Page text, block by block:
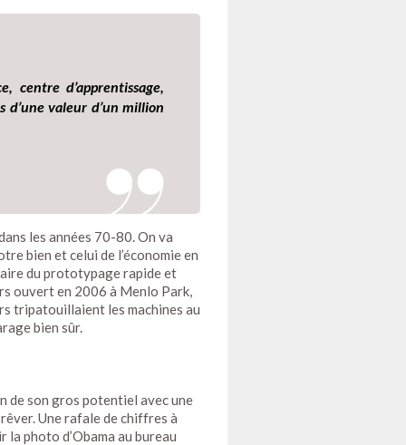
centre d’apprentissage,
d’une valeur d’un million
les années 70-80. On va
bien et celui de l’économie en
du prototypage rapide et
ouvert en 2006 à Menlo Park,
tripatouillaient les machines au
bien sûr.
de son gros potentiel avec une
Une rafale de chiffres à
photo d’Obama au bureau